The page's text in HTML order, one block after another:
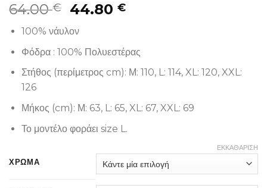
64.00€ 44.80€
100% νάυλον
Φόδρα : 100% Πολυεστέρας
Στήθος (περίμετρος cm): Μ: 110, L: 114, XL: 120, XXL:
126
Μήκος (cm): Μ: 63, L: 65, XL: 67, XXL: 69
Το μοντέλο φοράει size L.
ΧΡΩΜΑ
ΕΚΚΑΘΆΡΙΣΗ